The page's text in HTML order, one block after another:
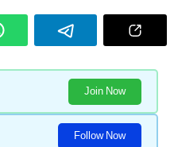
Join Now
Follow Now